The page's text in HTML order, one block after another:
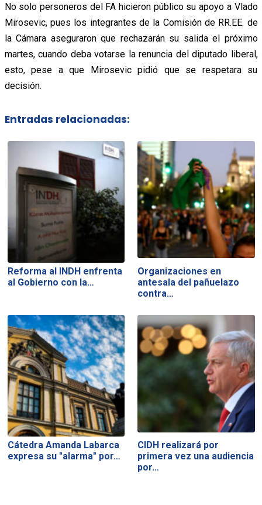
No solo personeros del FA hicieron público su apoyo a Vlado
Mirosevic, pues los integrantes de la Comisión de RR.EE. de
la Cámara aseguraron que rechazarán su salida el próximo
martes, cuando deba votarse la renuncia del diputado liberal,
esto, pese a que Mirosevic pidió que se respetara su
decisión.
Entradas relacionadas:
Reforma al INDH enfrenta
al Gobierno con la…
Organizaciones en
antesala del pañuelazo
contra…
Cátedra Amanda Labarca
expresa su "alarma" por…
CIDH realizará por
primera vez una audiencia
por…